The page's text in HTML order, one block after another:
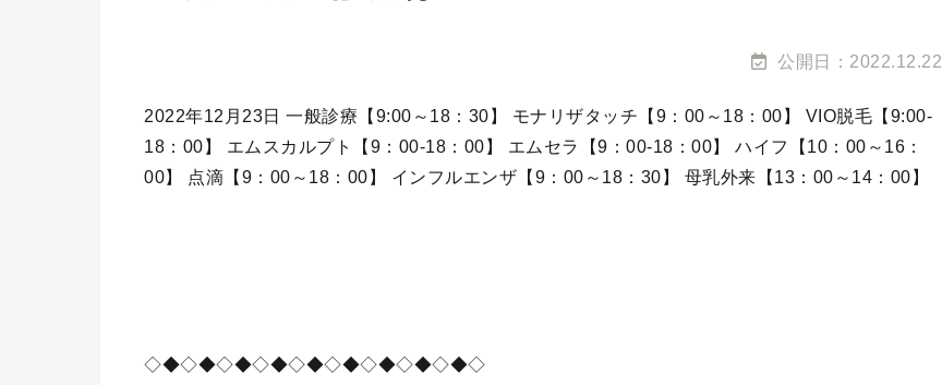
公開日：2022.12.22
2022年12月23日 一般診療【9:00～18：30】 モナリザタッチ【9：00～18：00】 VIO脱毛【9:00-
18：00】 エムスカルプト【9：00-18：00】 エムセラ【9：00-18：00】 ハイフ【10：00～16：
00】 点滴【9：00～18：00】 インフルエンザ【9：00～18：30】 母乳外来【13：00～14：00】
◇◆◇◆◇◆◇◆◇◆◇◆◇◆◇◆◇◆◇